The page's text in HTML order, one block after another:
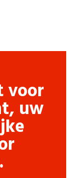
voor
uw